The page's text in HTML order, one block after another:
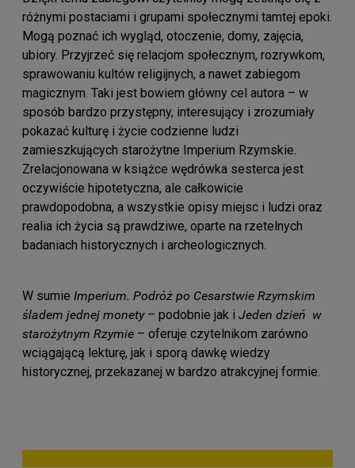
różnymi postaciami i grupami społecznymi tamtej epoki.
Mogą poznać ich wygląd, otoczenie, domy, zajęcia,
ubiory. Przyjrzeć się relacjom społecznym, rozrywkom,
sprawowaniu kultów religijnych, a nawet zabiegom
magicznym. Taki jest bowiem główny cel autora – w
sposób bardzo przystępny, interesujący i zrozumiały
pokazać kulturę i życie codzienne ludzi
zamieszkujących starożytne Imperium Rzymskie.
Zrelacjonowana w książce wędrówka sesterca jest
oczywiście hipotetyczna, ale całkowicie
prawdopodobna, a wszystkie opisy miejsc i ludzi oraz
realia ich życia są prawdziwe, oparte na rzetelnych
badaniach historycznych i archeologicznych.
W sumie Imperium. Podróż po Cesarstwie Rzymskim
śladem jednej monety – podobnie jak i Jeden dzień w
starożytnym Rzymie – oferuje czytelnikom zarówno
wciągającą lekturę, jak i sporą dawkę wiedzy
historycznej, przekazanej w bardzo atrakcyjnej formie.